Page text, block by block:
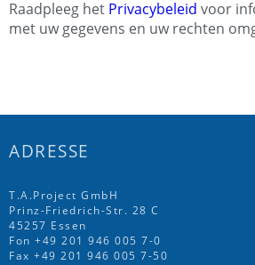
Raadpleeg het Privacybeleid voor
met uw gegevens en uw rechten
ADRESSE
T.A.Project GmbH
Prinz-Friedrich-Str. 28 C
45257 Essen
Fon +49 201 946 005 7-0
Fax +49 201 946 005 7-50